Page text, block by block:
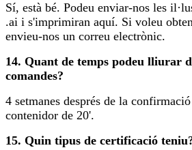
Sí, està bé. Podeu enviar-nos les
.ai i s'imprimiran aquí. Si voleu
envieu-nos un correu electrònic.
14. Quant de temps podeu lliurar
comandes?
4 setmanes després de la
contenidor de 20'.
15. Quin tipus de certificació